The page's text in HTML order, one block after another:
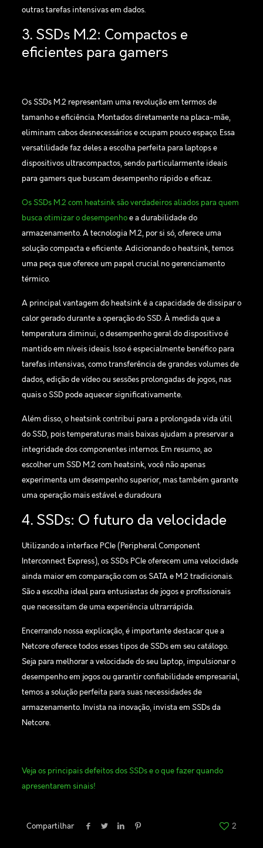
outras tarefas intensivas em dados.
3. SSDs M.2: Compactos e
eficientes para gamers
Os SSDs M.2 representam uma revolução em termos de
tamanho e eficiência. Montados diretamente na placa-mãe,
eliminam cabos desnecessários e ocupam pouco espaço. Essa
versatilidade faz deles a escolha perfeita para laptops e
dispositivos ultracompactos, sendo particularmente ideais
para gamers que buscam desempenho rápido e eficaz.
Os SSDs M.2 com heatsink são verdadeiros aliados para quem
busca otimizar o desempenhoe a durabilidade do
armazenamento. A tecnologia M.2, por si só, oferece uma
solução compacta e eficiente. Adicionando o heatsink, temos
uma peça que oferece um papel crucial no gerenciamento
térmico.
A principal vantagem do heatsink é a capacidade de dissipar o
calor gerado durante a operação do SSD. À medida que a
temperatura diminui, o desempenho geral do dispositivo é
mantido em níveis ideais. Isso é especialmente benéfico para
tarefas intensivas, como transferência de grandes volumes de
dados, edição de vídeo ou sessões prolongadas de jogos, nas
quais o SSD pode aquecer significativamente.
Além disso, o heatsink contribui para a prolongada vida útil
do SSD, pois temperaturas mais baixas ajudam a preservar a
integridade dos componentes internos. Em resumo, ao
escolher um SSD M.2 com heatsink, você não apenas
experimenta um desempenho superior, mas também garante
uma operação mais estável e duradoura
4. SSDs: O futuro da velocidade
Utilizando a interface PCIe (Peripheral Component
Interconnect Express), os SSDs PCIe oferecem uma velocidade
ainda maior em comparação com os SATA e M.2 tradicionais.
São a escolha ideal para entusiastas de jogos e profissionais
que necessitam de uma experiência ultrarrápida.
Encerrando nossa explicação, é importante destacar que a
Netcore oferece todos esses tipos de SSDs em seu catálogo.
Seja para melhorar a velocidade do seu laptop, impulsionar o
desempenho em jogos ou garantir confiabilidade empresarial,
temos a solução perfeita para suas necessidades de
armazenamento. Invista na inovação, invista em SSDs da
Netcore.
Veja os principais defeitos dos SSDs e o que fazer quando
apresentarem sinais!
Compartilhar 2